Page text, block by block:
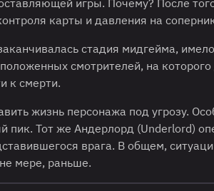
карты и давления на
стадия мидгейма,
смотрителей, на
к смерти.
жизнь персонажа под угрозу.
Тот же Андерлорд (Underlord)
врага. В общем,
мере, раньше.